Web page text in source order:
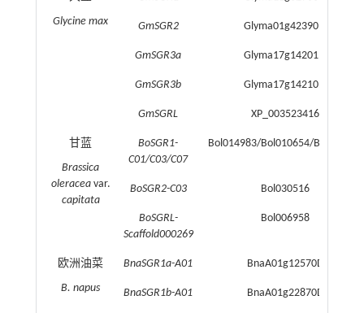
Glycine max
GmSGR2 Glyma01g42390.1
GmSGR3a Glyma17g14201.2
GmSGR3b Glyma17g14210.2
GmSGRL XP_003523416
甘蓝
Brassica
oleraceavar.
capitata
BoSGR1-
C01/C03/C07
Bol014983/Bol010654/Bol042063
BoSGR2-C03 Bol030516
BoSGRL-
Scaffold000269
Bol006958
欧洲油菜
B. napus
BnaSGR1a-A01 BnaA01g12570D
BnaSGR1b-A01 BnaA01g22870D